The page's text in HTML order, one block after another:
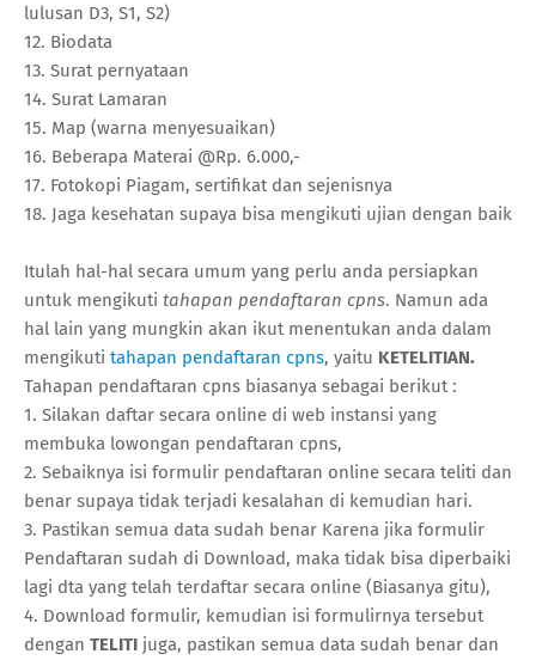
lulusan D3, S1, S2)
12. Biodata
13. Surat pernyataan
14. Surat Lamaran
15. Map (warna menyesuaikan)
16. Beberapa Materai @Rp. 6.000,-
17. Fotokopi Piagam, sertifikat dan sejenisnya
18. Jaga kesehatan supaya bisa mengikuti ujian dengan baik
Itulah hal-hal secara umum yang perlu anda persiapkan
untuk mengikuti tahapan pendaftaran cpns. Namun ada
hal lain yang mungkin akan ikut menentukan anda dalam
mengikuti tahapan pendaftaran cpns, yaitu KETELITIAN.
Tahapan pendaftaran cpns biasanya sebagai berikut :
1. Silakan daftar secara online di web instansi yang
membuka lowongan pendaftaran cpns,
2. Sebaiknya isi formulir pendaftaran online secara teliti dan
benar supaya tidak terjadi kesalahan di kemudian hari.
3. Pastikan semua data sudah benar Karena jika formulir
Pendaftaran sudah di Download, maka tidak bisa diperbaiki
lagi dta yang telah terdaftar secara online (Biasanya gitu),
4. Download formulir, kemudian isi formulirnya tersebut
dengan TELITI juga, pastikan semua data sudah benar dan